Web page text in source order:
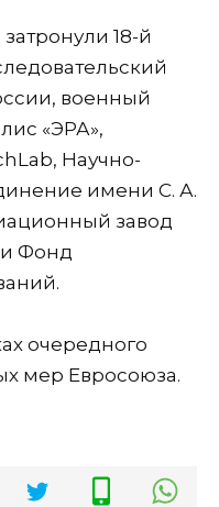
18-й
военный
«ЭРА»,
Научно-
имени С. А.
завод
Фонд
очередного
мер Евросоюза.